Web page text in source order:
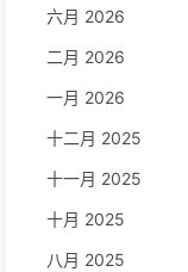
六月 2026
二月 2026
一月 2026
十二月 2025
十一月 2025
十月 2025
八月 2025